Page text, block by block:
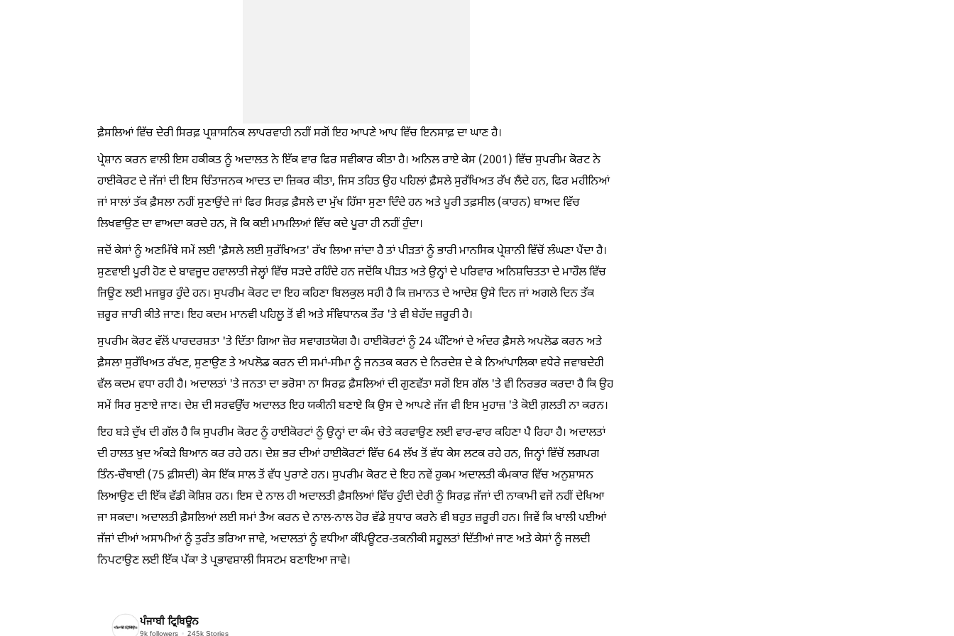
ਫ਼ੈਸਲਿਆਂ ਵਿੱਚ ਦੇਰੀ ਸਿਰਫ਼ ਪ੍ਰਸ਼ਾਸਨਿਕ ਲਾਪਰਵਾਹੀ ਨਹੀਂ ਸਗੋਂ ਇਹ ਆਪਣੇ ਆਪ ਵਿੱਚ ਇਨਸਾਫ਼ ਦਾ ਘਾਣ ਹੈ।
ਪ੍ਰੇਸ਼ਾਨ ਕਰਨ ਵਾਲੀ ਇਸ ਹਕੀਕਤ ਨੂੰ ਅਦਾਲਤ ਨੇ ਇੱਕ ਵਾਰ ਫਿਰ ਸਵੀਕਾਰ ਕੀਤਾ ਹੈ। ਅਨਿਲ ਰਾਏ ਕੇਸ (2001) ਵਿੱਚ ਸੁਪਰੀਮ ਕੋਰਟ ਨੇ
ਹਾਈਕੋਰਟ ਦੇ ਜੱਜਾਂ ਦੀ ਇਸ ਚਿੰਤਾਜਨਕ ਆਦਤ ਦਾ ਜ਼ਿਕਰ ਕੀਤਾ, ਜਿਸ ਤਹਿਤ ਉਹ ਪਹਿਲਾਂ ਫ਼ੈਸਲੇ ਸੁਰੱਖਿਅਤ ਰੱਖ ਲੈਂਦੇ ਹਨ, ਫਿਰ ਮਹੀਨਿਆਂ
ਜਾਂ ਸਾਲਾਂ ਤੱਕ ਫ਼ੈਸਲਾ ਨਹੀਂ ਸੁਣਾਉਂਦੇ ਜਾਂ ਫਿਰ ਸਿਰਫ਼ ਫ਼ੈਸਲੇ ਦਾ ਮੁੱਖ ਹਿੱਸਾ ਸੁਣਾ ਦਿੰਦੇ ਹਨ ਅਤੇ ਪੂਰੀ ਤਫ਼ਸੀਲ (ਕਾਰਨ) ਬਾਅਦ ਵਿੱਚ
ਲਿਖਵਾਉਣ ਦਾ ਵਾਅਦਾ ਕਰਦੇ ਹਨ, ਜੋ ਕਿ ਕਈ ਮਾਮਲਿਆਂ ਵਿੱਚ ਕਦੇ ਪੂਰਾ ਹੀ ਨਹੀਂ ਹੁੰਦਾ।
ਜਦੋਂ ਕੇਸਾਂ ਨੂੰ ਅਣਮਿੱਥੇ ਸਮੇਂ ਲਈ 'ਫ਼ੈਸਲੇ ਲਈ ਸੁਰੱਖਿਅਤ' ਰੱਖ ਲਿਆ ਜਾਂਦਾ ਹੈ ਤਾਂ ਪੀੜਤਾਂ ਨੂੰ ਭਾਰੀ ਮਾਨਸਿਕ ਪ੍ਰੇਸ਼ਾਨੀ ਵਿੱਚੋਂ ਲੰਘਣਾ ਪੈਂਦਾ ਹੈ।
ਸੁਣਵਾਈ ਪੂਰੀ ਹੋਣ ਦੇ ਬਾਵਜੂਦ ਹਵਾਲਾਤੀ ਜੇਲ੍ਹਾਂ ਵਿੱਚ ਸੜਦੇ ਰਹਿੰਦੇ ਹਨ ਜਦੋਂਕਿ ਪੀੜਤ ਅਤੇ ਉਨ੍ਹਾਂ ਦੇ ਪਰਿਵਾਰ ਅਨਿਸ਼ਚਿਤਤਾ ਦੇ ਮਾਹੌਲ ਵਿੱਚ
ਜਿਊਣ ਲਈ ਮਜਬੂਰ ਹੁੰਦੇ ਹਨ। ਸੁਪਰੀਮ ਕੋਰਟ ਦਾ ਇਹ ਕਹਿਣਾ ਬਿਲਕੁਲ ਸਹੀ ਹੈ ਕਿ ਜ਼ਮਾਨਤ ਦੇ ਆਦੇਸ਼ ਉਸੇ ਦਿਨ ਜਾਂ ਅਗਲੇ ਦਿਨ ਤੱਕ
ਜ਼ਰੂਰ ਜਾਰੀ ਕੀਤੇ ਜਾਣ। ਇਹ ਕਦਮ ਮਾਨਵੀ ਪਹਿਲੂ ਤੋਂ ਵੀ ਅਤੇ ਸੰਵਿਧਾਨਕ ਤੌਰ 'ਤੇ ਵੀ ਬੇਹੱਦ ਜ਼ਰੂਰੀ ਹੈ।
ਸੁਪਰੀਮ ਕੋਰਟ ਵੱਲੋਂ ਪਾਰਦਰਸ਼ਤਾ 'ਤੇ ਦਿੱਤਾ ਗਿਆ ਜ਼ੋਰ ਸਵਾਗਤਯੋਗ ਹੈ। ਹਾਈਕੋਰਟਾਂ ਨੂੰ 24 ਘੰਟਿਆਂ ਦੇ ਅੰਦਰ ਫ਼ੈਸਲੇ ਅਪਲੋਡ ਕਰਨ ਅਤੇ
ਫ਼ੈਸਲਾ ਸੁਰੱਖਿਅਤ ਰੱਖਣ, ਸੁਣਾਉਣ ਤੇ ਅਪਲੋਡ ਕਰਨ ਦੀ ਸਮਾਂ-ਸੀਮਾ ਨੂੰ ਜਨਤਕ ਕਰਨ ਦੇ ਨਿਰਦੇਸ਼ ਦੇ ਕੇ ਨਿਆਂਪਾਲਿਕਾ ਵਧੇਰੇ ਜਵਾਬਦੇਹੀ
ਵੱਲ ਕਦਮ ਵਧਾ ਰਹੀ ਹੈ। ਅਦਾਲਤਾਂ 'ਤੇ ਜਨਤਾ ਦਾ ਭਰੋਸਾ ਨਾ ਸਿਰਫ਼ ਫ਼ੈਸਲਿਆਂ ਦੀ ਗੁਣਵੱਤਾ ਸਗੋਂ ਇਸ ਗੱਲ 'ਤੇ ਵੀ ਨਿਰਭਰ ਕਰਦਾ ਹੈ ਕਿ ਉਹ
ਸਮੇਂ ਸਿਰ ਸੁਣਾਏ ਜਾਣ। ਦੇਸ਼ ਦੀ ਸਰਵਉੱਚ ਅਦਾਲਤ ਇਹ ਯਕੀਨੀ ਬਣਾਏ ਕਿ ਉਸ ਦੇ ਆਪਣੇ ਜੱਜ ਵੀ ਇਸ ਮੁਹਾਜ਼ 'ਤੇ ਕੋਈ ਗ਼ਲਤੀ ਨਾ ਕਰਨ।
ਇਹ ਬੜੇ ਦੁੱਖ ਦੀ ਗੱਲ ਹੈ ਕਿ ਸੁਪਰੀਮ ਕੋਰਟ ਨੂੰ ਹਾਈਕੋਰਟਾਂ ਨੂੰ ਉਨ੍ਹਾਂ ਦਾ ਕੰਮ ਚੇਤੇ ਕਰਵਾਉਣ ਲਈ ਵਾਰ-ਵਾਰ ਕਹਿਣਾ ਪੈ ਰਿਹਾ ਹੈ। ਅਦਾਲਤਾਂ
ਦੀ ਹਾਲਤ ਖ਼ੁਦ ਅੰਕੜੇ ਬਿਆਨ ਕਰ ਰਹੇ ਹਨ। ਦੇਸ਼ ਭਰ ਦੀਆਂ ਹਾਈਕੋਰਟਾਂ ਵਿੱਚ 64 ਲੱਖ ਤੋਂ ਵੱਧ ਕੇਸ ਲਟਕ ਰਹੇ ਹਨ, ਜਿਨ੍ਹਾਂ ਵਿੱਚੋਂ ਲਗਪਗ
ਤਿੰਨ-ਚੌਥਾਈ (75 ਫ਼ੀਸਦੀ) ਕੇਸ ਇੱਕ ਸਾਲ ਤੋਂ ਵੱਧ ਪੁਰਾਣੇ ਹਨ। ਸੁਪਰੀਮ ਕੋਰਟ ਦੇ ਇਹ ਨਵੇਂ ਹੁਕਮ ਅਦਾਲਤੀ ਕੰਮਕਾਰ ਵਿੱਚ ਅਨੁਸ਼ਾਸਨ
ਲਿਆਉਣ ਦੀ ਇੱਕ ਵੱਡੀ ਕੋਸ਼ਿਸ਼ ਹਨ। ਇਸ ਦੇ ਨਾਲ ਹੀ ਅਦਾਲਤੀ ਫ਼ੈਸਲਿਆਂ ਵਿੱਚ ਹੁੰਦੀ ਦੇਰੀ ਨੂੰ ਸਿਰਫ਼ ਜੱਜਾਂ ਦੀ ਨਾਕਾਮੀ ਵਜੋਂ ਨਹੀਂ ਦੇਖਿਆ
ਜਾ ਸਕਦਾ। ਅਦਾਲਤੀ ਫ਼ੈਸਲਿਆਂ ਲਈ ਸਮਾਂ ਤੈਅ ਕਰਨ ਦੇ ਨਾਲ-ਨਾਲ ਹੋਰ ਵੱਡੇ ਸੁਧਾਰ ਕਰਨੇ ਵੀ ਬਹੁਤ ਜ਼ਰੂਰੀ ਹਨ। ਜਿਵੇਂ ਕਿ ਖਾਲੀ ਪਈਆਂ
ਜੱਜਾਂ ਦੀਆਂ ਅਸਾਮੀਆਂ ਨੂੰ ਤੁਰੰਤ ਭਰਿਆ ਜਾਵੇ, ਅਦਾਲਤਾਂ ਨੂੰ ਵਧੀਆ ਕੰਪਿਊਟਰ-ਤਕਨੀਕੀ ਸਹੂਲਤਾਂ ਦਿੱਤੀਆਂ ਜਾਣ ਅਤੇ ਕੇਸਾਂ ਨੂੰ ਜਲਦੀ
ਨਿਪਟਾਉਣ ਲਈ ਇੱਕ ਪੱਕਾ ਤੇ ਪ੍ਰਭਾਵਸ਼ਾਲੀ ਸਿਸਟਮ ਬਣਾਇਆ ਜਾਵੇ।
ਪੰਜਾਬੀ ਟ੍ਰਿਬਿਊਨ
9k followers 245k Stories